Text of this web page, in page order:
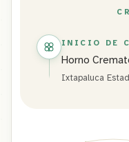
INICIO DE
Horno
Ixtapaluca